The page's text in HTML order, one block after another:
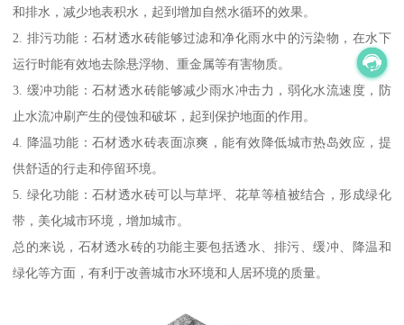
和排水，减少地表积水，起到增加自然水循环的效果。
2. 排污功能：石材透水砖能够过滤和净化雨水中的污染物，在水下
运行时能有效地去除悬浮物、重金属等有害物质。
3. 缓冲功能：石材透水砖能够减少雨水冲击力，弱化水流速度，防
止水流冲刷产生的侵蚀和破坏，起到保护地面的作用。
4. 降温功能：石材透水砖表面凉爽，能有效降低城市热岛效应，提
供舒适的行走和停留环境。
5. 绿化功能：石材透水砖可以与草坪、花草等植被结合，形成绿化
带，美化城市环境，增加城市。
总的来说，石材透水砖的功能主要包括透水、排污、缓冲、降温和
绿化等方面，有利于改善城市水环境和人居环境的质量。